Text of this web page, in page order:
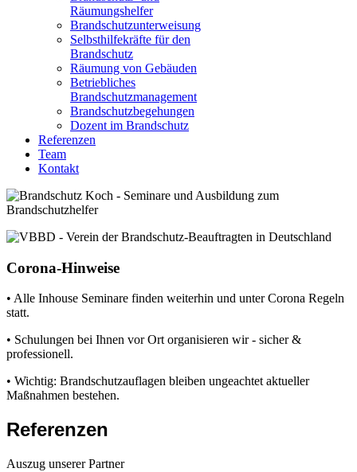
Räumungshelfer
Brandschutzunterweisung
Selbsthilfekräfte für den
Brandschutz
Räumung von Gebäuden
Betriebliches
Brandschutzmanagement
Brandschutzbegehungen
Dozent im Brandschutz
Referenzen
Team
Kontakt
Corona-Hinweise
• Alle Inhouse Seminare finden weiterhin und unter Corona Regeln
statt.
• Schulungen bei Ihnen vor Ort organisieren wir - sicher &
professionell.
• Wichtig: Brandschutzauflagen bleiben ungeachtet aktueller
Maßnahmen bestehen.
Referenzen
Auszug unserer Partner